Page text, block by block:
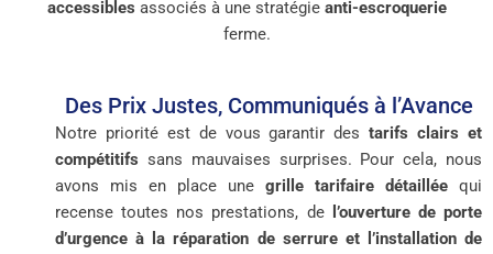
accessibles associés à une stratégie anti-escroquerie
ferme.
Des Prix Justes, Communiqués à l’Avance
Notre priorité est de vous garantir destarifs clairs et
compétitifs sans mauvaises surprises. Pour cela, nous
avons mis en place une grille tarifaire détaillée qui
recense toutes nos prestations, de
l’ouverture de porte
d’urgence à la réparation de serrure et l’installation de